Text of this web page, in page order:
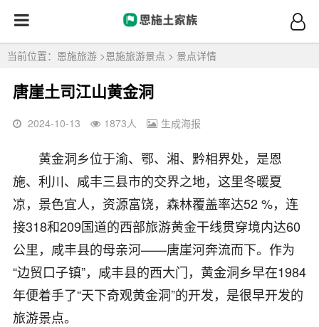
当前位置： 恩施旅游 >恩施旅游景点 > 景点详情
唐崖土司江山黄金洞
2024-10-13 1873 人 生成海报
黄金洞乡位于渝、鄂、湘、黔相界处，是恩
施、利川、咸丰三县市的交界之地，这里冬暖夏
凉，景色宜人，资源富饶，森林覆盖率达52 %，连
接318和209国道的西部旅游黄金干线贯穿境内达60
公里，咸丰县的母亲河——唐崖河奔流而下。作为
“边贸口子镇”，咸丰县的西大门，黄金洞乡早在1984
年便着手了“天下奇观黄金洞”的开发，是很早开发的
旅游景点。